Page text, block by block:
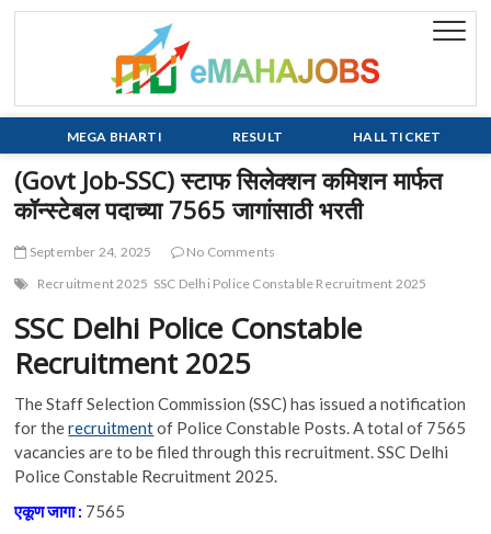
Skip
MEGA BHARTI RESULT HALL TICKET
(Govt Job-SSC) स्टाफ सिलेक्शन कमिशन मार्फत
कॉन्स्टेबल पदाच्या 7565 जागांसाठी भरती
September 24, 2025
No Comments
Recruitment 2025 SSC Delhi Police Constable Recruitment 2025
SSC Delhi Police Constable
Recruitment 2025
The Staff Selection Commission (SSC) has issued a notification
for therecruitmentof Police Constable Posts. A total of 7565
vacancies are to be filed through this recruitment. SSC Delhi
Police Constable Recruitment 2025.
एकूणजागा : 7565